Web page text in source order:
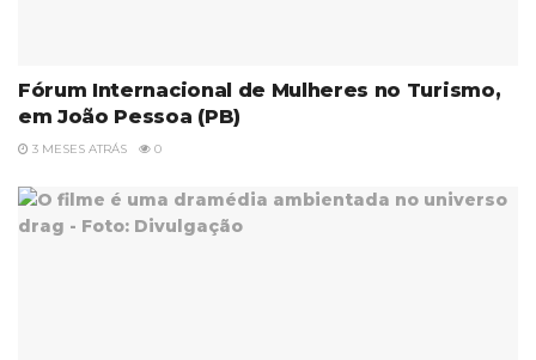
Fórum Internacional de Mulheres no Turismo,
em João Pessoa (PB)
3 MESES ATRÁS 0